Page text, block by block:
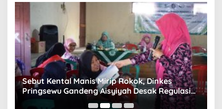
Sebut Kental Manis Mirip Rokok, Dinkes
Pringsewu Gandeng Aisyiyah Desak Regulasi
Gizi Anak